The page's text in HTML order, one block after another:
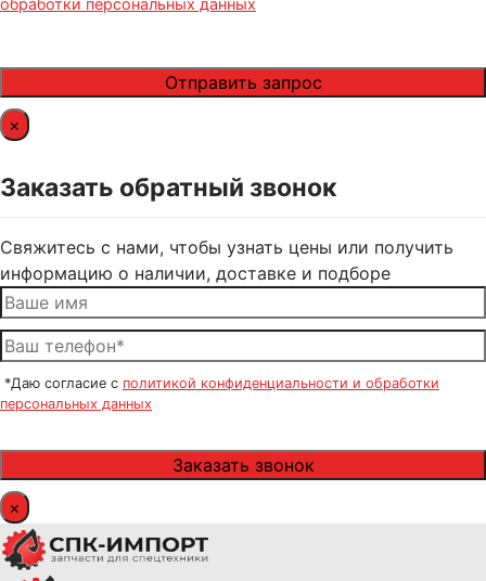
обработки персональных данных
×
Заказать обратный звонок
Свяжитесь с нами, чтобы узнать цены или получить
информацию о наличии, доставке и подборе
*Даю согласие с политикой конфиденциальности и обработки
персональных данных
×